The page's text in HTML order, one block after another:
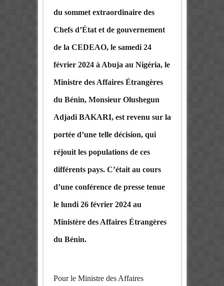
du sommet extraordinaire des
Chefs d’État et de gouvernement
de la CEDEAO, le samedi 24
février 2024 à Abuja au Nigéria, le
Ministre des Affaires Étrangères
du Bénin, Monsieur Olushegun
Adjadi BAKARI, est revenu sur la
portée d’une telle décision, qui
réjouit les populations de ces
différents pays. C’était au cours
d’une conférence de presse tenue
le lundi 26 février 2024 au
Ministère des Affaires Étrangères
du Bénin.
Pour le Ministre des Affaires